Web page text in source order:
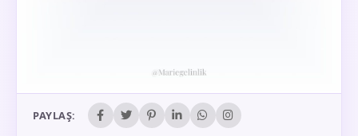
PAYLAŞ: